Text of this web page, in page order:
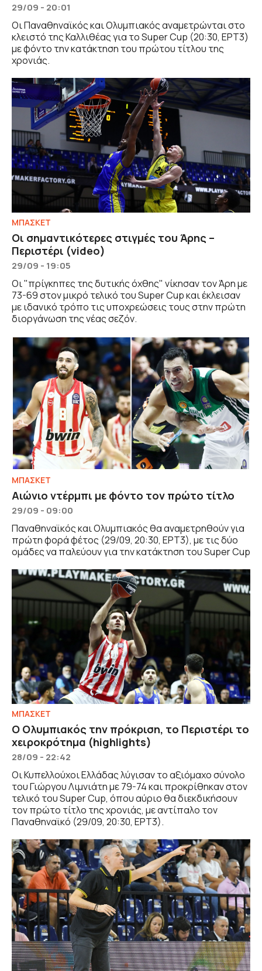
29/09 - 20:01
Οι Παναθηναϊκός και Ολυμπιακός αναμετρώνται στο
κλειστό της Καλλιθέας για το Super Cup (20:30, ΕΡΤ3)
με φόντο την κατάκτηση του πρώτου τίτλου της
χρονιάς.
ΜΠΑΣΚΕΤ
Οι σημαντικότερες στιγμές του Άρης –
Περιστέρι (video)
29/09 - 19:05
Οι "πρίγκηπες της δυτικής όχθης" νίκησαν τον Άρη με
73-69 στον μικρό τελικό του Super Cup και έκλεισαν
με ιδανικό τρόπο τις υποχρεώσεις τους στην πρώτη
διοργάνωση της νέας σεζόν.
ΜΠΑΣΚΕΤ
Αιώνιο ντέρμπι με φόντο τον πρώτο τίτλο
29/09 - 09:00
Παναθηναϊκός και Ολυμπιακός θα αναμετρηθούν για
πρώτη φορά φέτος (29/09, 20:30, ΕΡΤ3), με τις δύο
ομάδες να παλεύουν για την κατάκτηση του Super Cup
ΜΠΑΣΚΕΤ
Ο Ολυμπιακός την πρόκριση, το Περιστέρι το
χειροκρότημα (highlights)
28/09 - 22:42
Οι Κυπελλούχοι Ελλάδας λύγισαν το αξιόμαχο σύνολο
του Γιώργου Λιμνιάτη με 79-74 και προκρίθηκαν στον
τελικό του Super Cup, όπου αύριο θα διεκδικήσουν
τον πρώτο τίτλο της χρονιάς, με αντίπαλο τον
Παναθηναϊκό (29/09, 20:30, ΕΡΤ3).